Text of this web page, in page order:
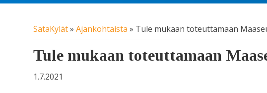
SataKylät»Ajankohtaista » Tule mukaan toteuttamaan
Tule mukaan toteuttamaan
1.7.2021